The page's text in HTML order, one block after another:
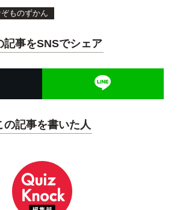
ぞものずかん
記事をSNSでシェア
の記事を書いた人